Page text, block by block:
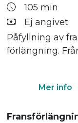
105 min
Ej angivet
Påfyllning av
förlängning.
Mer info